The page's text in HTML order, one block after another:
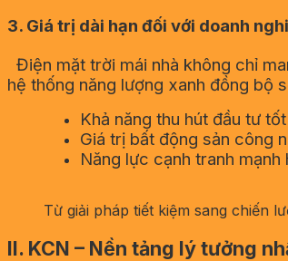
3. Giá trị dài hạn đối với doanh
Điện mặt trời mái nhà không chỉ
hệ thống năng lượng xanh đồng bộ
Khả năng thu hút đầu tư
Giá trị bất động sản công
Năng lực cạnh tranh
Từ giải pháp tiết kiệm sang chiến
II. KCN – Nền tảng lý tưởng